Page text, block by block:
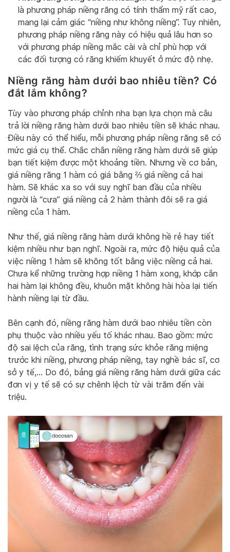
là phương pháp niềng răng có tính thẩm mỹ rất cao,
mang lại cảm giác “niềng như không niềng”. Tuy nhiên,
phương pháp niềng răng này có hiệu quả lâu hơn so
với phương pháp niềng mắc cài và chỉ phù hợp với
các đối tượng có răng khiếm khuyết ở mức độ nhẹ.
Niềng răng hàm dưới bao nhiêu tiền? Có
đắt lắm không?
Tùy vào phương pháp chỉnh nha bạn lựa chọn mà câu
trả lời niềng răng hàm dưới bao nhiêu tiền sẽ khác nhau.
Điều này có thể hiểu, mỗi phương pháp niềng răng sẽ có
mức giá cụ thể. Chắc chắn niềng răng hàm dưới sẽ giúp
bạn tiết kiệm được một khoảng tiền. Nhưng về cơ bản,
giá niềng răng 1 hàm có giá bằng ⅔ giá niềng cả hai
hàm. Sẽ khác xa so với suy nghĩ ban đầu của nhiều
người là “cưa” giá niềng cả 2 hàm thành đôi sẽ ra giá
niềng của 1 hàm.
Như thế, giá niềng răng hàm dưới không hề rẻ hay tiết
kiệm nhiều như bạn nghĩ. Ngoài ra, mức độ hiệu quả của
việc niềng 1 hàm sẽ không tốt bằng việc niềng cả hai.
Chưa kể những trường hợp niềng 1 hàm xong, khớp cắn
hai hàm lại không đều, khuôn mặt không hài hòa lại tiến
hành niềng lại từ đầu.
Bên cạnh đó, niềng răng hàm dưới bao nhiêu tiền còn
phụ thuộc vào nhiều yếu tố khác nhau. Bao gồm: mức
độ sai lệch của răng, tình trạng sức khỏe răng miệng
trước khi niềng, phương pháp niềng, tay nghề bác sĩ, cơ
sở y tế,… Do đó, bảng giá niềng răng hàm dưới giữa các
đơn vị y tế sẽ có sự chênh lệch từ vài trăm đến vài
triệu.